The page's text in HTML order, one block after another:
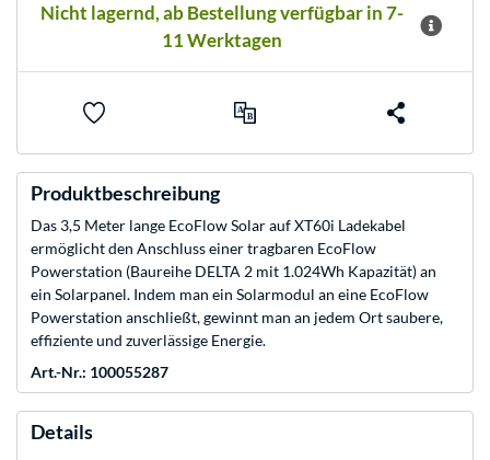
Nicht lagernd, ab Bestellung verfügbar in 7-
11 Werktagen
Produktbeschreibung
Das 3,5 Meter lange EcoFlow Solar auf XT60i Ladekabel
ermöglicht den Anschluss einer tragbaren EcoFlow
Powerstation (Baureihe DELTA 2 mit 1.024Wh Kapazität) an
ein Solarpanel. Indem man ein Solarmodul an eine EcoFlow
Powerstation anschließt, gewinnt man an jedem Ort saubere,
effiziente und zuverlässige Energie.
Art.-Nr.: 100055287
Details